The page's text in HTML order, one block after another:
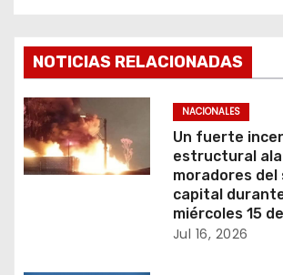
c
i
ó
n
NOTICIAS RELACIONADAS
NACIONALES
Un fuerte
estructural
moradores del
capital
miércoles 15
Jul 16, 2026